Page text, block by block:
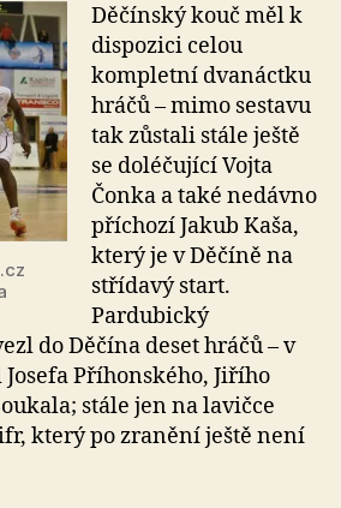
Děčínský kouč měl k
dispozici celou
kompletní dvanáctku
hráčů – mimo sestavu
tak zůstali stále ještě
se doléčující Vojta
Čonka a také nedávno
příchozí Jakub Kaša,
který je v Děčíně na
střídavý start.
Pardubický
do Děčína deset hráčů – v
Josefa Příhonského, Jiřího
stále jen na lavičce
který po zranění ještě není